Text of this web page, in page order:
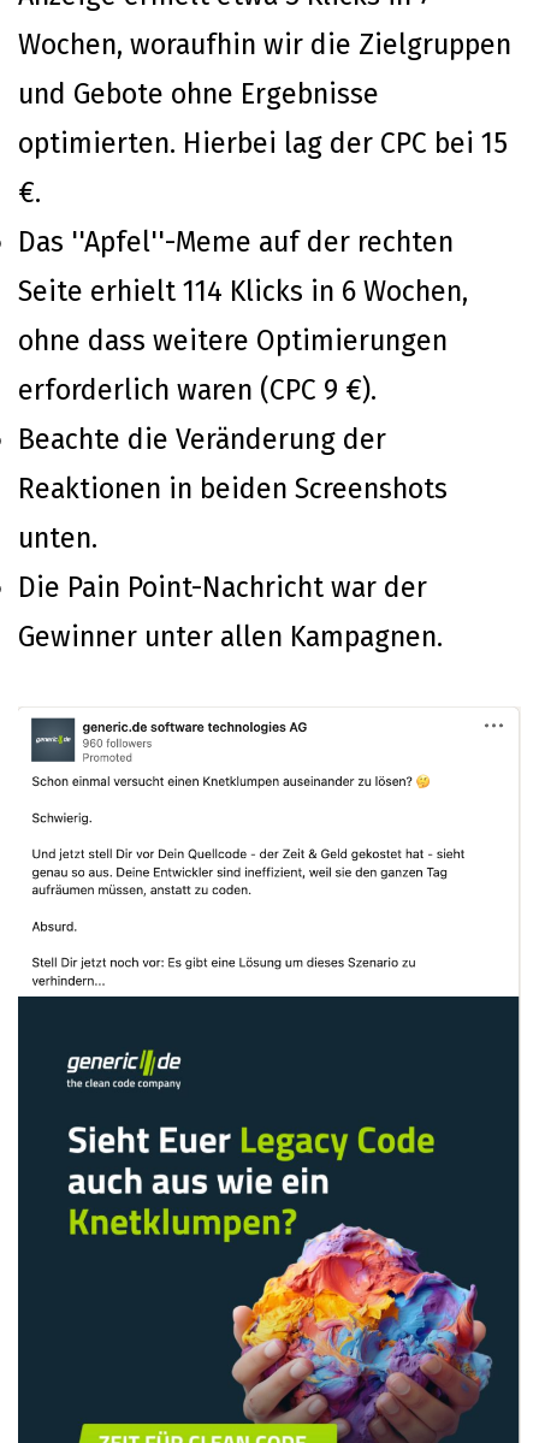
Wochen, woraufhin wir die Zielgruppen
und Gebote ohne Ergebnisse
optimierten. Hierbei lag der CPC bei 15
€.
Das ''Apfel''-Meme auf der rechten
Seite erhielt 114 Klicks in 6 Wochen,
ohne dass weitere Optimierungen
erforderlich waren (CPC 9 €).
Beachte die Veränderung der
Reaktionen in beiden Screenshots
unten.
Die Pain Point-Nachricht war der
Gewinner unter allen Kampagnen.